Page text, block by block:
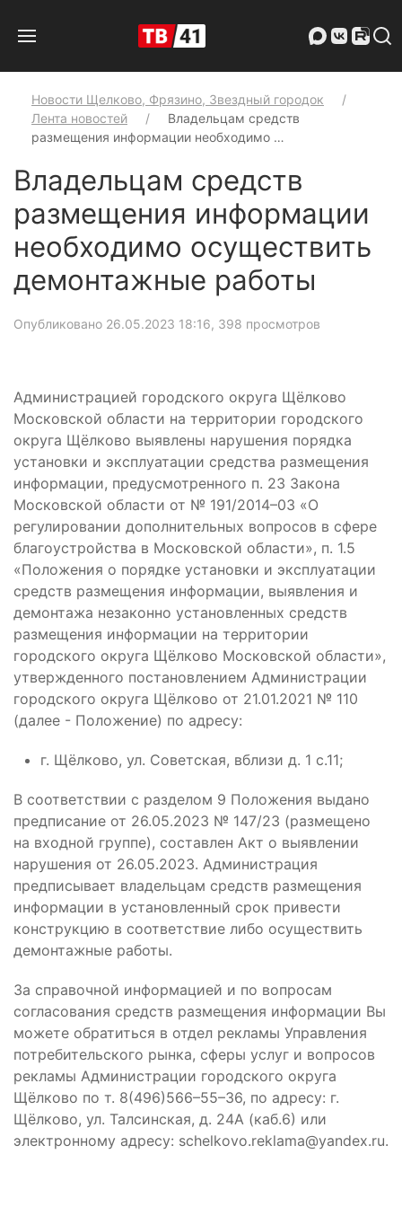
Новости Щелково, Фрязино, Звездный городок
Лента новостей
Владельцам средств
размещения информации необходимо …
Владельцам средств
размещения информации
необходимо осуществить
демонтажные работы
Опубликовано 26.05.2023 18:16, 398 просмотров
Администрацией городского округа Щёлково
Московской области на территории городского
округа Щёлково выявлены нарушения порядка
установки и эксплуатации средства размещения
информации, предусмотренного п. 23 Закона
Московской области от № 191/2014–03 «О
регулировании дополнительных вопросов в сфере
благоустройства в Московской области», п. 1.5
«Положения о порядке установки и эксплуатации
средств размещения информации, выявления и
демонтажа незаконно установленных средств
размещения информации на территории
городского округа Щёлково Московской области»,
утвержденного постановлением Администрации
городского округа Щёлково от 21.01.2021 № 110
(далее - Положение) по адресу:
г. Щёлково, ул. Советская, вблизи д. 1 с.11;
В соответствии с разделом 9 Положения выдано
предписание от 26.05.2023 № 147/23 (размещено
на входной группе), составлен Акт о выявлении
нарушения от 26.05.2023. Администрация
предписывает владельцам средств размещения
информации в установленный срок привести
конструкцию в соответствие либо осуществить
демонтажные работы.
За справочной информацией и по вопросам
согласования средств размещения информации Вы
можете обратиться в отдел рекламы Управления
потребительского рынка, сферы услуг и вопросов
рекламы Администрации городского округа
Щёлково по т. 8(496)566–55–36, по адресу: г.
Щёлково, ул. Талсинская, д. 24А (каб.6) или
электронному адресу: schelkovo.reklama@yandex.ru.